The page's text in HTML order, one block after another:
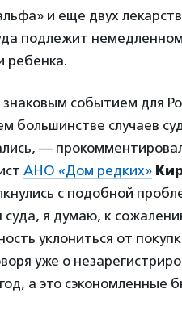
и еще двух
подлежит
ребенка.
событием для
случаев
—
АНО «Дом редких»
с подобной
я думаю, к
уклониться от
уже о
а это сэкономленные